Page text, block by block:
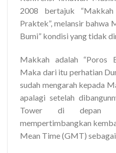
2008 bertajuk
Praktek”, melansir bahwa
Bumi” kondisi yang tidak
Makkah adalah “Poros
Maka dari itu perhatian
sudah mengarah kepada
apalagi setelah
Tower di depan
mempertimbangkan
Mean Time (GMT)